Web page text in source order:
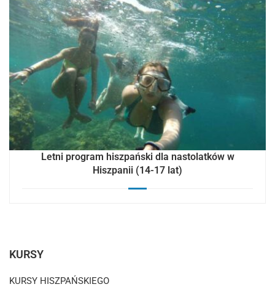
Letni program hiszpański dla nastolatków w
Hiszpanii (14-17 lat)
KURSY
KURSY HISZPAŃSKIEGO